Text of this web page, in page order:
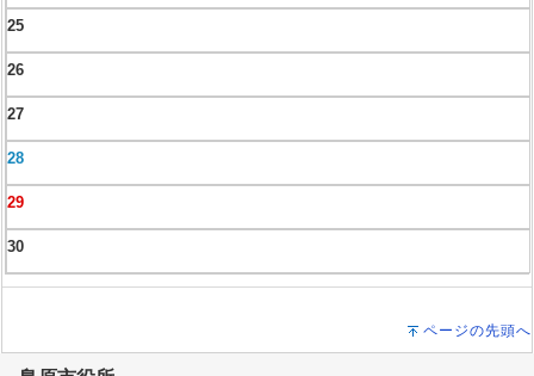
25
26
27
28
29
30
ページの先頭へ